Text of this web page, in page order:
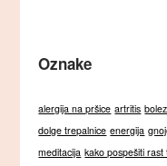
Oznake
alergija na pršice artritis
dolge trepalnice energija
meditacija kako pospešiti rast